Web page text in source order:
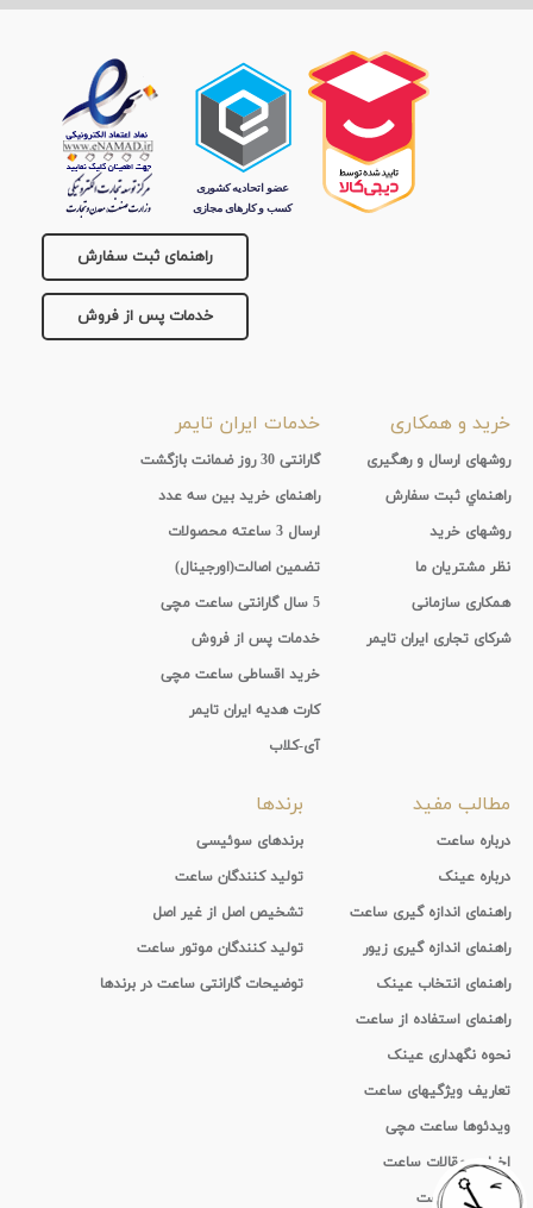
راهنمای ثبت سفارش
خدمات پس از فروش
خرید و همکاری
روشهای ارسال و رهگیری
راهنماي ثبت سفارش
روشهای خرید
نظر مشتریان ما
همکاری سازمانی
شرکای تجاری ایران تایمر
خدمات ایران تایمر
گارانتی 30 روز ضمانت بازگشت
راهنمای خرید بین سه عدد
ارسال 3 ساعته محصولات
تضمین اصالت(اورجینال)
5 سال گارانتی ساعت مچی
خدمات پس از فروش
خرید اقساطی ساعت مچی
کارت هدیه ایران تایمر
آی-کلاب
مطالب مفید
درباره ساعت
درباره عینک
راهنمای اندازه گیری ساعت
راهنمای اندازه گیری زیور
راهنمای انتخاب عینک
راهنمای استفاده از ساعت
نحوه نگهداری عینک
تعاریف ویژگیهای ساعت
ویدئوها ساعت مچی
اخبار و مقالات ساعت
تاریخچه ساعت
برندها
برندهای سوئیسی
تولید کنندگان ساعت
تشخیص اصل از غیر اصل
تولید کنندگان موتور ساعت
توضیحات گارانتی ساعت در برندها